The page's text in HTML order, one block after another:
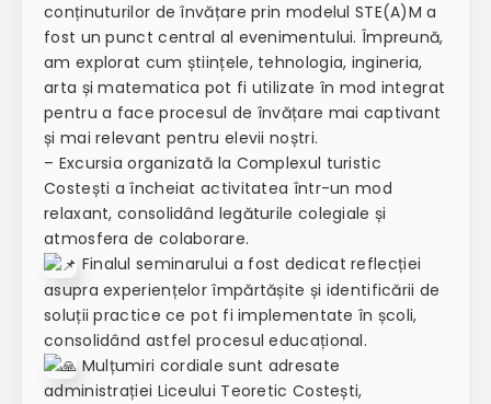
conținuturilor de învățare prin modelul STE(A)M a
fost un punct central al evenimentului. Împreună,
am explorat cum științele, tehnologia, ingineria,
arta și matematica pot fi utilizate în mod integrat
pentru a face procesul de învățare mai captivant
și mai relevant pentru elevii noștri.
– Excursia organizată la Complexul turistic
Costești a încheiat activitatea într-un mod
relaxant, consolidând legăturile colegiale și
atmosfera de colaborare.
Finalul seminarului a fost dedicat reflecției
asupra experiențelor împărtășite și identificării de
soluții practice ce pot fi implementate în școli,
consolidând astfel procesul educațional.
Mulțumiri cordiale sunt adresate
administrației Liceului Teoretic Costești,